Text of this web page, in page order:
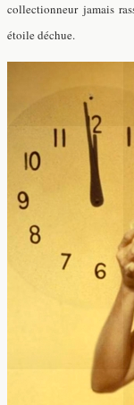
collectionneur jamais
étoile déchue.